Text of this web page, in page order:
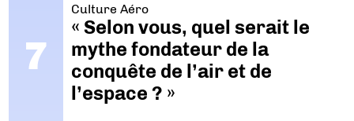
Culture Aéro
« Selon vous, quel serait le
mythe fondateur de la
conquête de l’air et de
l’espace ? »